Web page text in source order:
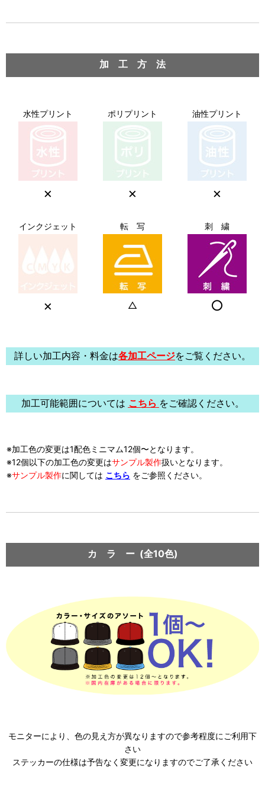
加 工 方 法
水性プリント ポリプリント 油性プリント
× × ×
インクジェット 転 写 刺 繍
× △ ○
詳しい加工内容・料金は各加工ページをご覧ください。
加工可能範囲については こちら をご確認ください。
※加工色の変更は1配色ミニマム12個〜となります。
※12個以下の加工色の変更はサンプル製作扱いとなります。
※サンプル製作に関しては こちら をご参照ください。
カ ラ ー (全10色)
モニターにより、色の見え方が異なりますので参考程度にご利用下
さい
ステッカーの仕様は予告なく変更になりますのでご了承ください